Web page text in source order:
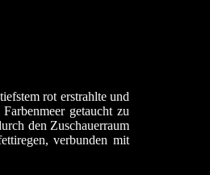
rot erstrahlte und
getaucht zu
den Zuschauerraum
verbunden mit